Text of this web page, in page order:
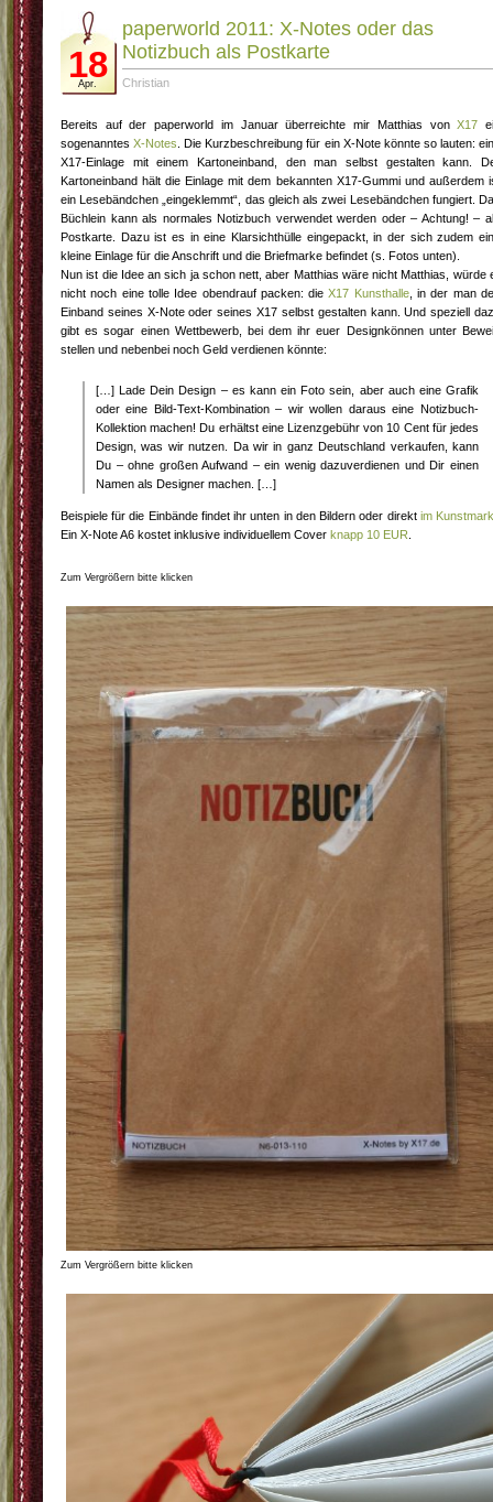
18
Apr.
paperworld 2011: X-Notes oder das
Notizbuch als Postkarte
Christian
Bereits auf der paperworld im Januar überreichte mir Matthias vonX17
sogenanntesX-Notes . Die Kurzbeschreibung für ein X-Note könnte so lauten:
X17-Einlage mit einem Kartoneinband, den man selbst gestalten kann.
Kartoneinband hält die Einlage mit dem bekannten X17-Gummi und außerdem
ein Lesebändchen „eingeklemmt“, das gleich als zwei Lesebändchen fungiert.
Büchlein kann als normales Notizbuch verwendet werden oder – Achtung! –
Postkarte. Dazu ist es in eine Klarsichthülle eingepackt, in der sich zudem
kleine Einlage für die Anschrift und die Briefmarke befindet (s. Fotos unten).
Nun ist die Idee an sich ja schon nett, aber Matthias wäre nicht Matthias, würde
nicht noch eine tolle Idee obendrauf packen: dieX17 Kunsthalle, in der man
Einband seines X-Note oder seines X17 selbst gestalten kann. Und speziell
gibt es sogar einen Wettbewerb, bei dem ihr euer Designkönnen unter
stellen und nebenbei noch Geld verdienen könnte:
[…] Lade Dein Design – es kann ein Foto sein, aber auch eine Grafik
oder eine Bild-Text-Kombination – wir wollen daraus eine Notizbuch-
Kollektion machen! Du erhältst eine Lizenzgebühr von 10 Cent für jedes
Design, was wir nutzen. Da wir in ganz Deutschland verkaufen, kann
Du – ohne großen Aufwand – ein wenig dazuverdienen und Dir einen
Namen als Designer machen. […]
Beispiele für die Einbände findet ihr unten in den Bildern oder direkt im
Ein X-Note A6 kostet inklusive individuellem Cover knapp 10 EUR
Zum Vergrößern bitte klicken
Zum Vergrößern bitte klicken